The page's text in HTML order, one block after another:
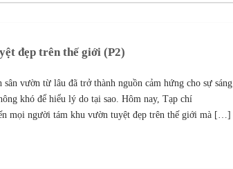
đẹp trên thế giới (P2)
vườn từ lâu đã trở thành nguồn cảm hứng cho sự sáng
khó để hiểu lý do tại sao. Hôm nay, Tạp chí
mọi người tám khu vườn tuyệt đẹp trên thế giới mà […]